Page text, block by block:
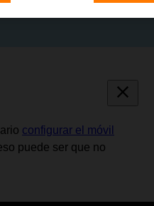
configurar el móvil
puede ser que no